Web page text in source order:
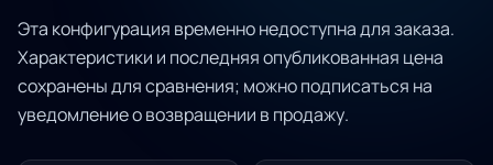
Эта конфигурация временно недоступна для заказа.
Характеристики и последняя опубликованная цена
сохранены для сравнения; можно подписаться на
уведомление о возвращении в продажу.